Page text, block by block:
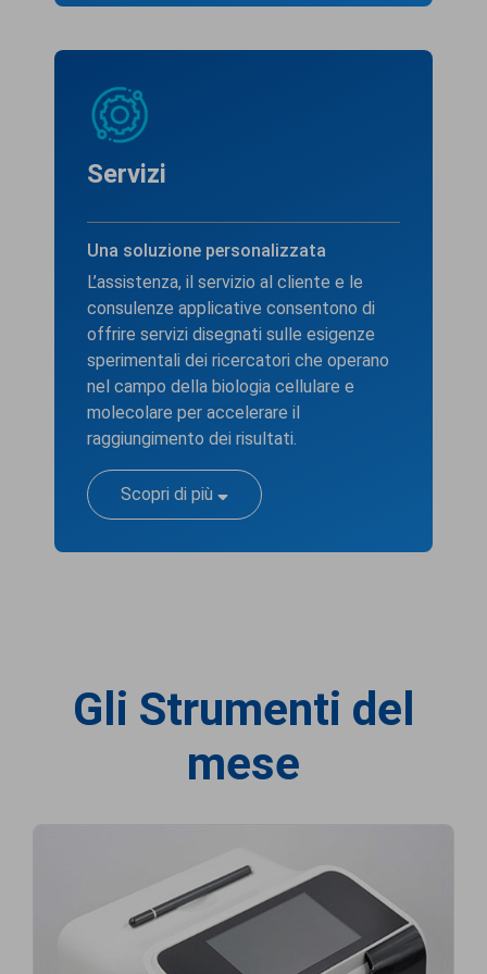
Servizi
Una soluzione personalizzata
L’assistenza, il servizio al cliente e le
consulenze applicative consentono di
offrire servizi disegnati sulle esigenze
sperimentali dei ricercatori che operano
nel campo della biologia cellulare e
molecolare per accelerare il
raggiungimento dei risultati.
Scopri di più
Gli Strumenti del
mese